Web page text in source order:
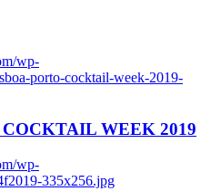
wp-
porto-cocktail-week-2019-
WEEK 2019
wp-
335x256.jpg